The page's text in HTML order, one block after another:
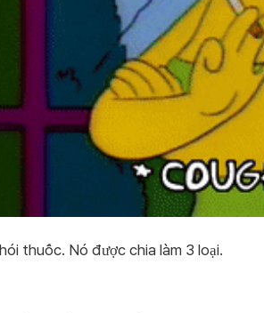
thuốc. Nó được chia làm 3 loại.